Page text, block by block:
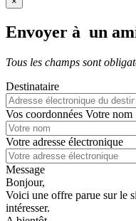
Envoyer à un
Tous les champs sont
Destinataire
Vos coordonnées Votre nom
Votre adresse électronique
Message
Bonjour,
Voici une offre parue sur le
intéresser.